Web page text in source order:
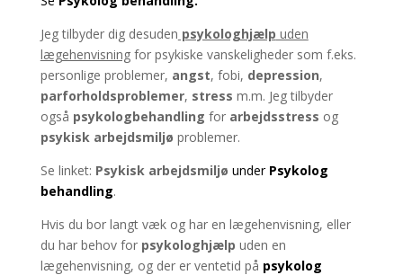
Jeg tilbyder dig desuden psykologhjælp uden
lægehenvisningfor psykiske vanskeligheder som f.eks.
personlige problemer, angst, fobi, depression,
parforholdsproblemer, stress m.m. Jeg tilbyder
også psykologbehandling for arbejdsstress og
psykisk arbejdsmiljø problemer.
Se linket: Psykisk arbejdsmiljø underPsykolog
behandling.
Hvis du bor langt væk og har en lægehenvisning, eller
du har behov for psykologhjælp uden en
lægehenvisning, og der er ventetid på psykolog